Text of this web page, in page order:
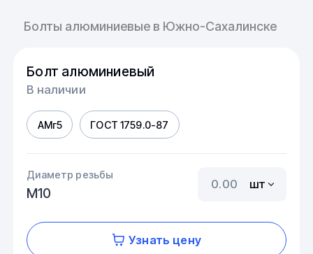
Болты алюминиевые в Южно-Сахалинске
Болт алюминиевый
В наличии
АМг5 ГОСТ 1759.0-87
Диаметр резьбы
М10
шт
Узнать цену